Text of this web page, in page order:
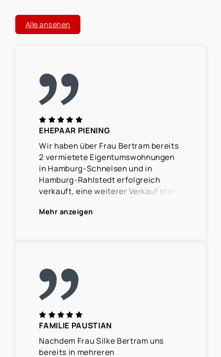
Alle ansehen
EHEPAAR PIENING
Wir haben über Frau Bertram bereits
2 vermietete Eigentumswohnungen
in Hamburg-Schnelsen und in
Hamburg-Rahlstedt erfolgreich
verkauft, eine weiterer Verkauf steht
kompetent begleitet. Die Immobilien
wurden sehr gut präsentiert, die
Kommunikation mit Mietern und
reibungslos und die erzielten
Verkaufserlöse entsprachen unseren
Erwartungen.
Mehr anzeigen
FAMILIE PAUSTIAN
Nachdem Frau Silke Bertram uns
bereits in mehreren